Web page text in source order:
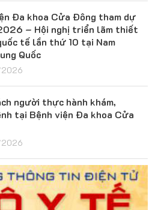
Đa khoa Cửa Đông tham dự
– Hội nghị triển lãm thiết
tế lần thứ 10 tại Nam
Quốc
người thực hành khám,
tại Bệnh viện Đa khoa Cửa